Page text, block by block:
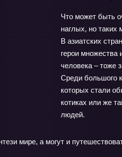
Что может быть
наглых, но таких
В азиатских
герои множества
человека – тоже
Среди большого
которых стали
котиках или же
людей.
мире, а могут и